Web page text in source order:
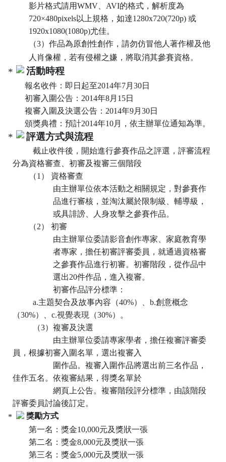
影片格式請用WMV AVI的格式，解析度為
720×480pixels以上規格，如達1280x720(720p) 或
1920x1080(1080p)尤佳。
（3）作品為原創性創作，請勿仿冒他人著作權及他
人肖像權，若有侵權之嫌，將取消其參賽資格。
活動時程
報名收件：即日起至2014年7月 30日
初審入圍公告： 2014年8月 15日
複審入圍及決選公告： 2014年9月 30日
頒獎典禮：預計2014年10月，依主辦單位通知為準。
評選方式與流程
截止收件後，開始進行參賽作品之評選，評審流程
分為資格審查、初審及複審三個階段
（1）
資格審查
由主辦單位依本活動之相關規定，對參賽作
品進行審核，並淘汰屬於限制級、輔導級，
或具誹謗、人身攻擊之參賽作品。
（2）
初審
由主辦單位委請影音創作專家、家庭教育學
者專家，擔任初審評審委員，就通過資格審
之參賽作品進行初審。初審階段，從作品中
選出20件作品，進入複審。
初審作品評分標準：
a.主題契合及故事內容（40%）、 b.創意概念
（30%）、 c.視覺表現（30%）。
（3）複審及決選
由主辦單位委請專家學者，擔任複審評審委
員，根據初審入圍名單，選出複審入
圍作品。複審入圍作品將選出前三名作品，
佳作五名。依複審結果，得獎名單於
網頁上公告。複審階段評分標準，由該階段
評審委員討論後訂定。
獎勵方式
第一名：獎金10,000元及獎狀一張
第二名：獎金8,000元及獎狀一張
第三名：獎金5,000元及獎狀一張